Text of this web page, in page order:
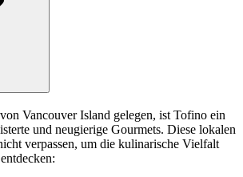
Vancouver Island gelegen, ist Tofino ein
und neugierige Gourmets. Diese lokalen
verpassen, um die kulinarische Vielfalt